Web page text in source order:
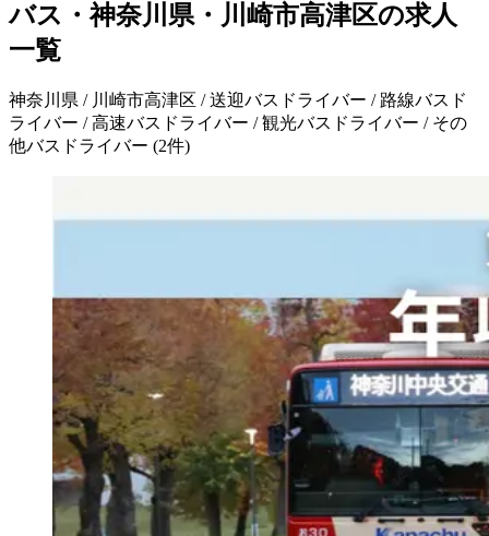
バス・神奈川県・川崎市高津区の求人
一覧
神奈川県 / 川崎市高津区 / 送迎バスドライバー / 路線バスド
ライバー / 高速バスドライバー / 観光バスドライバー / その
他バスドライバー (2件)